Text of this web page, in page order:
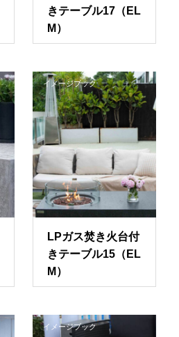
きテーブル17（EL
M）
イメージブック
LPガス焚き火台付
きテーブル15（EL
M）
イメージブック